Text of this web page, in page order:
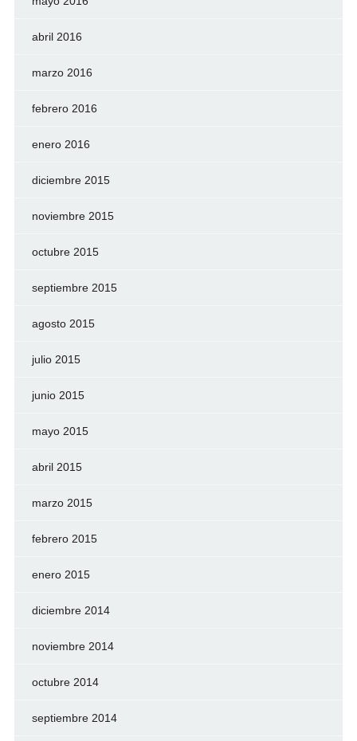
abril 2016
marzo 2016
febrero 2016
enero 2016
diciembre 2015
noviembre 2015
octubre 2015
septiembre 2015
agosto 2015
julio 2015
junio 2015
mayo 2015
abril 2015
marzo 2015
febrero 2015
enero 2015
diciembre 2014
noviembre 2014
octubre 2014
septiembre 2014